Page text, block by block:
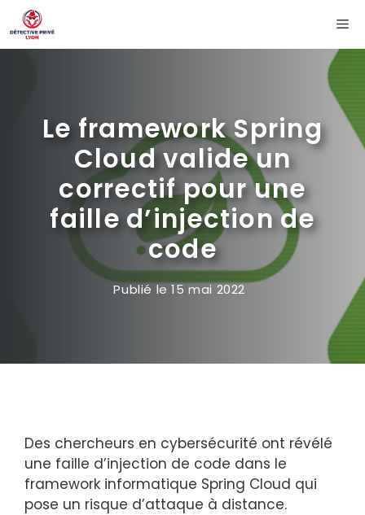
Aller
au
contenu
Le framework Spring
Cloud valide un
correctif pour une
faille d’injection de
code
Publié le15 mai 2022
Des chercheurs en cybersécurité ont révélé
une faille d’injection de code dans le
framework informatique Spring Cloud qui
pose un risque d’attaque à distance.